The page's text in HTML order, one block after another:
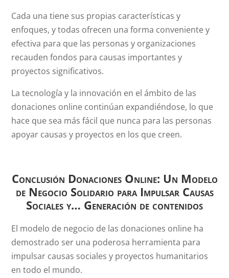
Cada una tiene sus propias características y
enfoques, y todas ofrecen una forma conveniente y
efectiva para que las personas y organizaciones
recauden fondos para causas importantes y
proyectos significativos.
La tecnología y la innovación en el ámbito de las
donaciones online continúan expandiéndose, lo que
hace que sea más fácil que nunca para las personas
apoyar causas y proyectos en los que creen.
Conclusión Donaciones Online: Un Modelo
de Negocio Solidario para Impulsar Causas
Sociales y… Generación de contenidos
El modelo de negocio de las donaciones online ha
demostrado ser una poderosa herramienta para
impulsar causas sociales y proyectos humanitarios
en todo el mundo.